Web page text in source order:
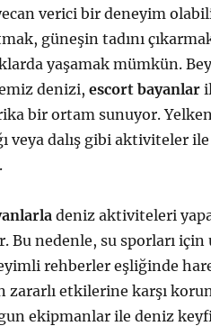
verici bir deneyim
güneşin tadını
yaşamak mümkün.
denizi, escort bayanlar
bir ortam sunuyor.
veya dalış gibi aktiviteler
deniz aktiviteleri
Bu nedenle, su sporları
rehberler eşliğinde
zararlı etkilerine karşı
ekipmanlar ile deniz